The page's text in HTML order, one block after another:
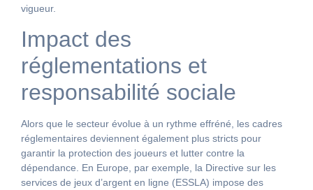
vigueur.
Impact des
réglementations et
responsabilité sociale
Alors que le secteur évolue à un rythme effréné, les cadres
réglementaires deviennent également plus stricts pour
garantir la protection des joueurs et lutter contre la
dépendance. En Europe, par exemple, la Directive sur les
services de jeux d’argent en ligne (ESSLA) impose des